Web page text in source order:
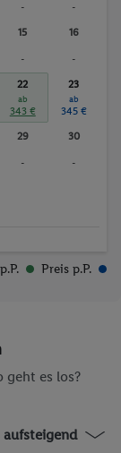
-
-
15
-
16
-
22
ab
343 €
23
ab
345 €
29
-
30
-
Preis p.P.
geht es los?
aufsteigend